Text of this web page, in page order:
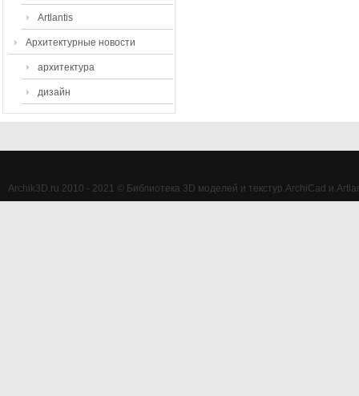
Artlantis
Архитектурные новости
архитектура
дизайн
Archik3D.ru 2010 - 2021 © Библиотека 3D моделей и текстур ArchiCad и